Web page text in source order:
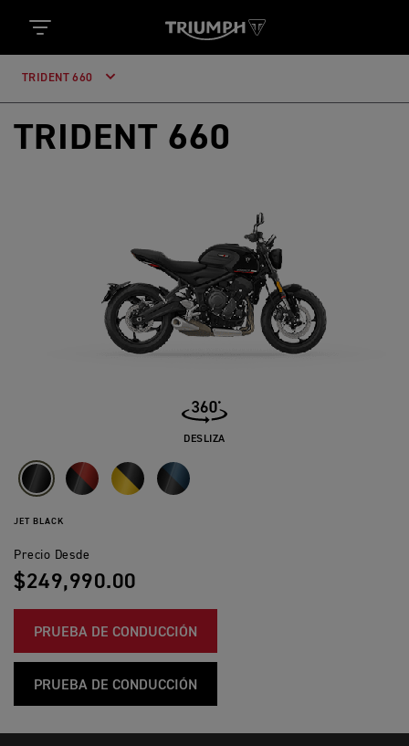
TRIDENT 660
TRIDENT 660
JET BLACK
Precio Desde
$249,990.00
PRUEBA DE CONDUCCIÓN
PRUEBA DE CONDUCCIÓN
DESLIZA